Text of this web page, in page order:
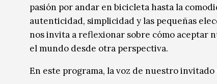
pasión por andar en bicicleta hasta la
autenticidad, simplicidad y las pequeñas
nos invita a reflexionar sobre cómo aceptar
el mundo desde otra perspectiva.
En este programa, la voz de nuestro